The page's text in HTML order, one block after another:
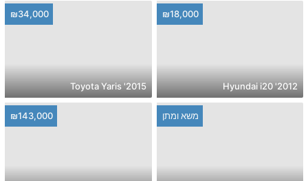
₪18,000
2012' Hyundai i20
₪34,000
2015' Toyota Yaris
משא ומתן ₪143,000